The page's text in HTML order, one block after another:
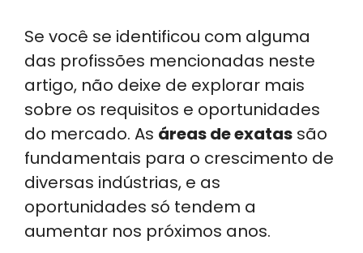
Se você se identificou com alguma
das profissões mencionadas neste
artigo, não deixe de explorar mais
sobre os requisitos e oportunidades
do mercado. As áreas de exatas são
fundamentais para o crescimento de
diversas indústrias, e as
oportunidades só tendem a
aumentar nos próximos anos.